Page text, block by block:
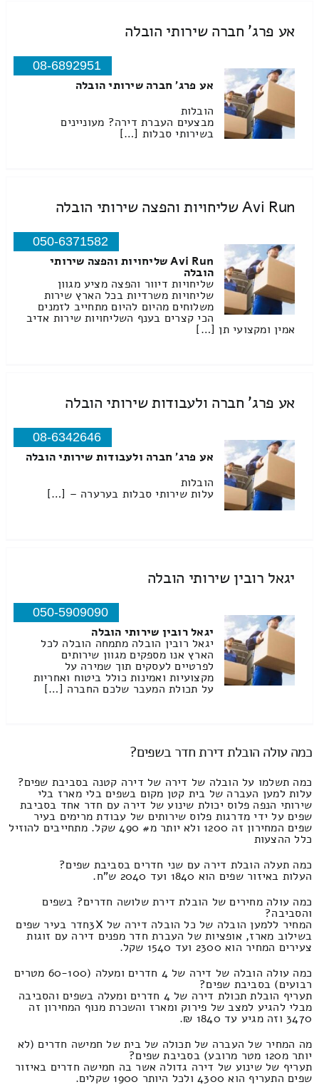
אע פרג' חברה שירותי הובלה
08-6892951
אע פרג' חברה שירותי הובלה
הובלות
מבצעים העברת דירה? מעוניינים
בשירותי סבלות […]
Avi Run שליחויות והפצה שירותי הובלה
050-6371582
Avi Run שליחויות והפצה שירותי
הובלה
שליחויות דיוור והפצה מציע מגוון
שליחויות משרדיות בכל הארץ שירות
משלוחים מהיום להיום מתחייב לזמנים
הכי קצרים בענף השליחויות שירות אדיב
אמין ומקצועי תן […]
אע פרג' חברה ולעבודות שירותי הובלה
08-6342646
אע פרג' חברה ולעבודות שירותי הובלה
הובלות
עלות שירותי סבלות בערערה – […]
יגאל רובין שירותי הובלה
050-5909090
יגאל רובין שירותי הובלה
יגאל רובין הובלה מתמחה הובלה לכל
הארץ אנו מספקים מגוון שירותים
לפרטיים לעסקים תוך שמירה על
מקצועיות ואמינות כולל ביטוח ואחריות
על תכולת המעבר שלכם החברה […]
כמה עולה הובלת דירת חדר בשפים?
כמה תשלמו על הובלה של דירה של דירה קטנה בסביבת שפים?
עלות למען העברה של בית קטן מקום בשפים בלי מארז בלי
שירותי הנפה פלוס יכולת שינוע של דירה עם חדר אחד בסביבת
שפים על ידי מדרגות פלוס שירותים של עבודת מרימים בעיר
שפים המחירון זה 1200 ולא יותר מ# 490 שקל. מתחייבים להוזיל
כלל ההצעות
כמה תעלה הובלת דירה עם שני חדרים בסביבת שפים?
העלות באיזור שפים הוא 1840 ועד 2040 ש"ח.
כמה עולה מחירים של הובלת דירת שלושה חדרים? בשפים
והסביבה?
המחיר ללמען הובלה של כל הובלה דירה של 3Xחדר בעיר שפים
בשילוב מארז, אופציות של העברת חדר מפנים דירה עם זוגות
צעירים המחיר הוא 2300 ועד 1540 שקל.
כמה עולה הובלה של דירה של 4 חדרים ומעלה (60-100 מטרים
רבועים) בסביבת שפים?
תעריף הובלת תכולת דירה של 4 חדרים ומעלה בשפים והסביבה
מבלי להגיע למצב של פירוק ומארז והשכרת מנוף המחירון זה
3470 וזה מגיע עד 1840 ₪.
מה המחיר של העברה של תכולה של בית של חמישה חדרים (לא
יותר מ120 מטר מרובע) בסביבת שפים?
תעריף של שינוע של דירה גדולה אשר בה חמישה חדרים באיזור
שפים התעריף הוא 4300 ולכל היותר 1900 שקלים.